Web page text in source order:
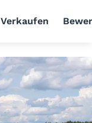
Verkaufen